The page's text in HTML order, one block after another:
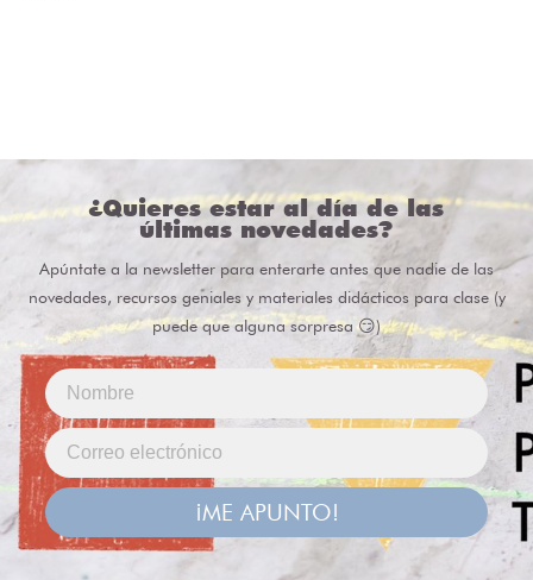
¿Quieres estar al día de las
últimas novedades?
Apúntate a la newsletter para enterarte antes que nadie de las
novedades, recursos geniales y materiales didácticos para clase (y
puede que alguna sorpresa 😏)
¡ME APUNTO!